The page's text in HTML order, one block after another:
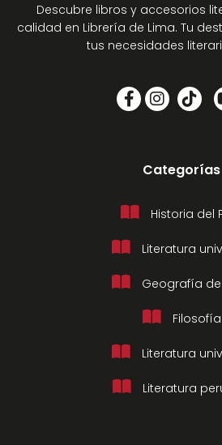
Descubre libros y accesorios
calidad en Librería de Lima. Tu
tus necesidades
Categorías
Historia del
Literatura
Geografía
Filosofía
Literatura
Literatura